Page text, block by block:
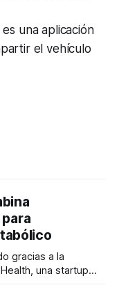
una aplicación
el vehículo
gracias a la
una startup